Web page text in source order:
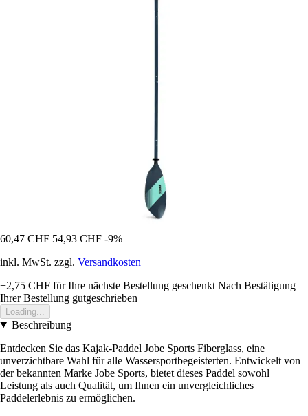
60,47 CHF 54,93 CHF -9%
inkl. MwSt. zzgl. Versandkosten
+2,75 CHF für Ihre nächste Bestellung geschenkt Nach Bestätigung
Ihrer Bestellung gutgeschrieben
Loading...
Beschreibung
Entdecken Sie das Kajak-Paddel Jobe Sports Fiberglass, eine
unverzichtbare Wahl für alle Wassersportbegeisterten. Entwickelt von
der bekannten Marke Jobe Sports, bietet dieses Paddel sowohl
Leistung als auch Qualität, um Ihnen ein unvergleichliches
Paddelerlebnis zu ermöglichen.